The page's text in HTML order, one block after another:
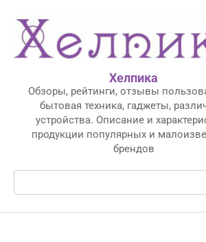
контенту
Хелпика
Обзоры, рейтинги, отзывы
бытовая техника, гаджеты,
устройства. Описание и
продукции популярных и
брендов
Поиск: